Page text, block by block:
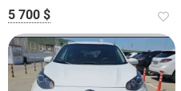
5 700 $